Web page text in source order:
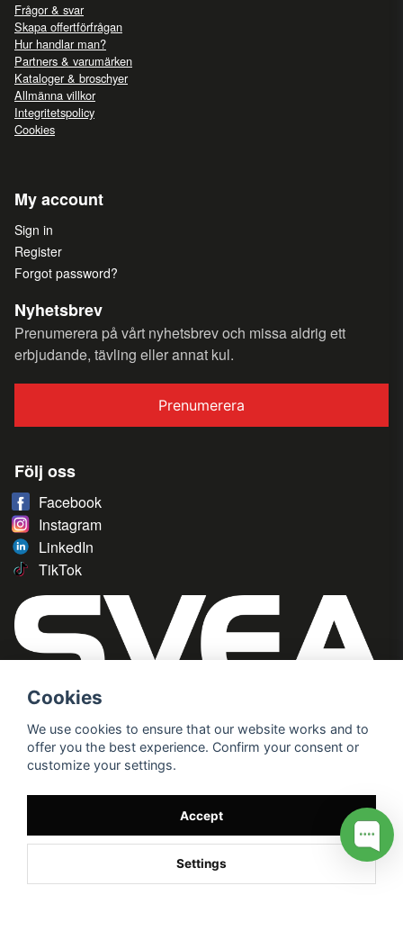
Frågor & svar
Skapa offertförfrågan
Hur handlar man?
Partners & varumärken
Kataloger & broschyer
Allmänna villkor
Integritetspolicy
Cookies
My account
Sign in
Register
Forgot password?
Nyhetsbrev
Prenumerera på vårt nyhetsbrev och missa aldrig ett
erbjudande, tävling eller annat kul.
Prenumerera
Följ oss
Facebook
Instagram
LinkedIn
TikTok
Cookies
We use cookies to ensure that our website works and to
offer you the best experience. Confirm your consent or
customize your settings.
Accept
Settings